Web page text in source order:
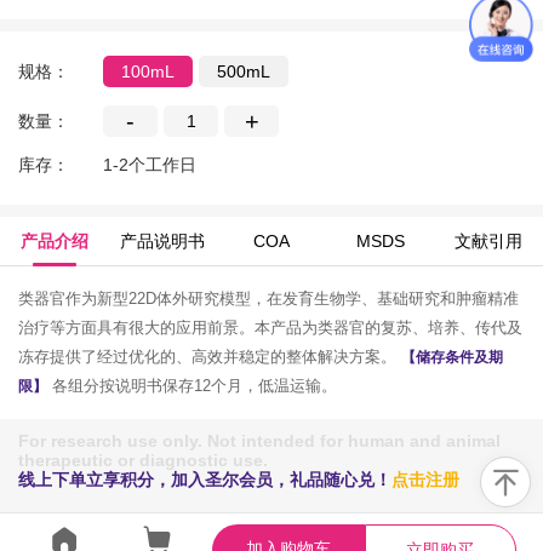
规格： 100mL 500mL
数量： - +
库存： 1-2个工作日
产品介绍 产品说明书 COA MSDS 文献引用
类器官作为新型22D体外研究模型，在发育生物学、基础研究和肿瘤精准
治疗等方面具有很大的应用前景。本产品为类器官的复苏、培养、传代及
冻存提供了经过优化的、高效并稳定的整体解决方案。
【储存条件及期
限】
各组分按说明书保存12个月，低温运输。
For research use only. Not intended for human and animal
therapeutic or diagnostic use.
线上下单立享积分，加入圣尔会员，礼品随心兑！ 点击注册